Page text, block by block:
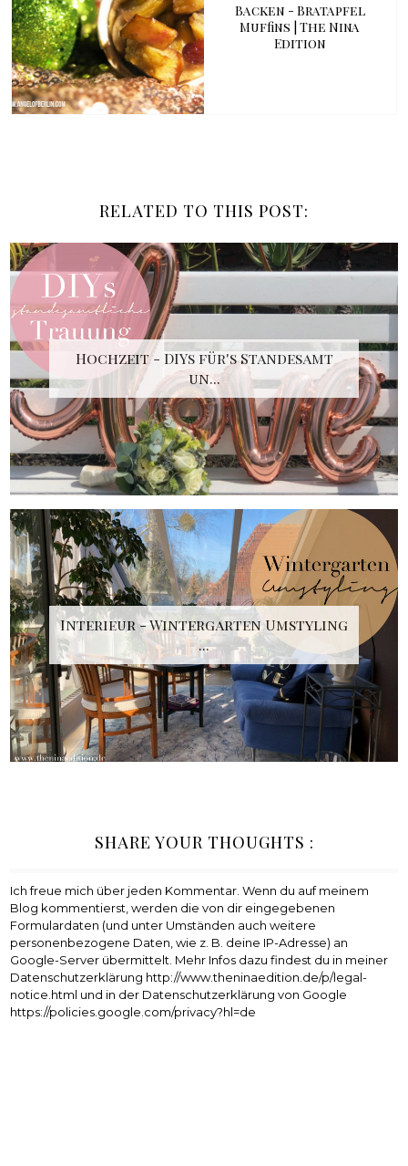
Backen - Bratapfel
Muffins | The Nina
Edition
RELATED TO THIS POST:
Hochzeit - DIYs für's Standesamt
un...
Interieur - Wintergarten Umstyling
...
SHARE YOUR THOUGHTS :
Ich freue mich über jeden Kommentar. Wenn du auf meinem
Blog kommentierst, werden die von dir eingegebenen
Formulardaten (und unter Umständen auch weitere
personenbezogene Daten, wie z. B. deine IP-Adresse) an
Google-Server übermittelt. Mehr Infos dazu findest du in meiner
Datenschutzerklärung http://www.theninaedition.de/p/legal-
notice.html und in der Datenschutzerklärung von Google
https://policies.google.com/privacy?hl=de